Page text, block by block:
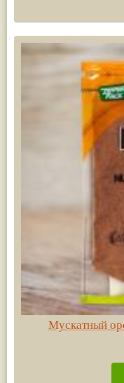
Мускатный